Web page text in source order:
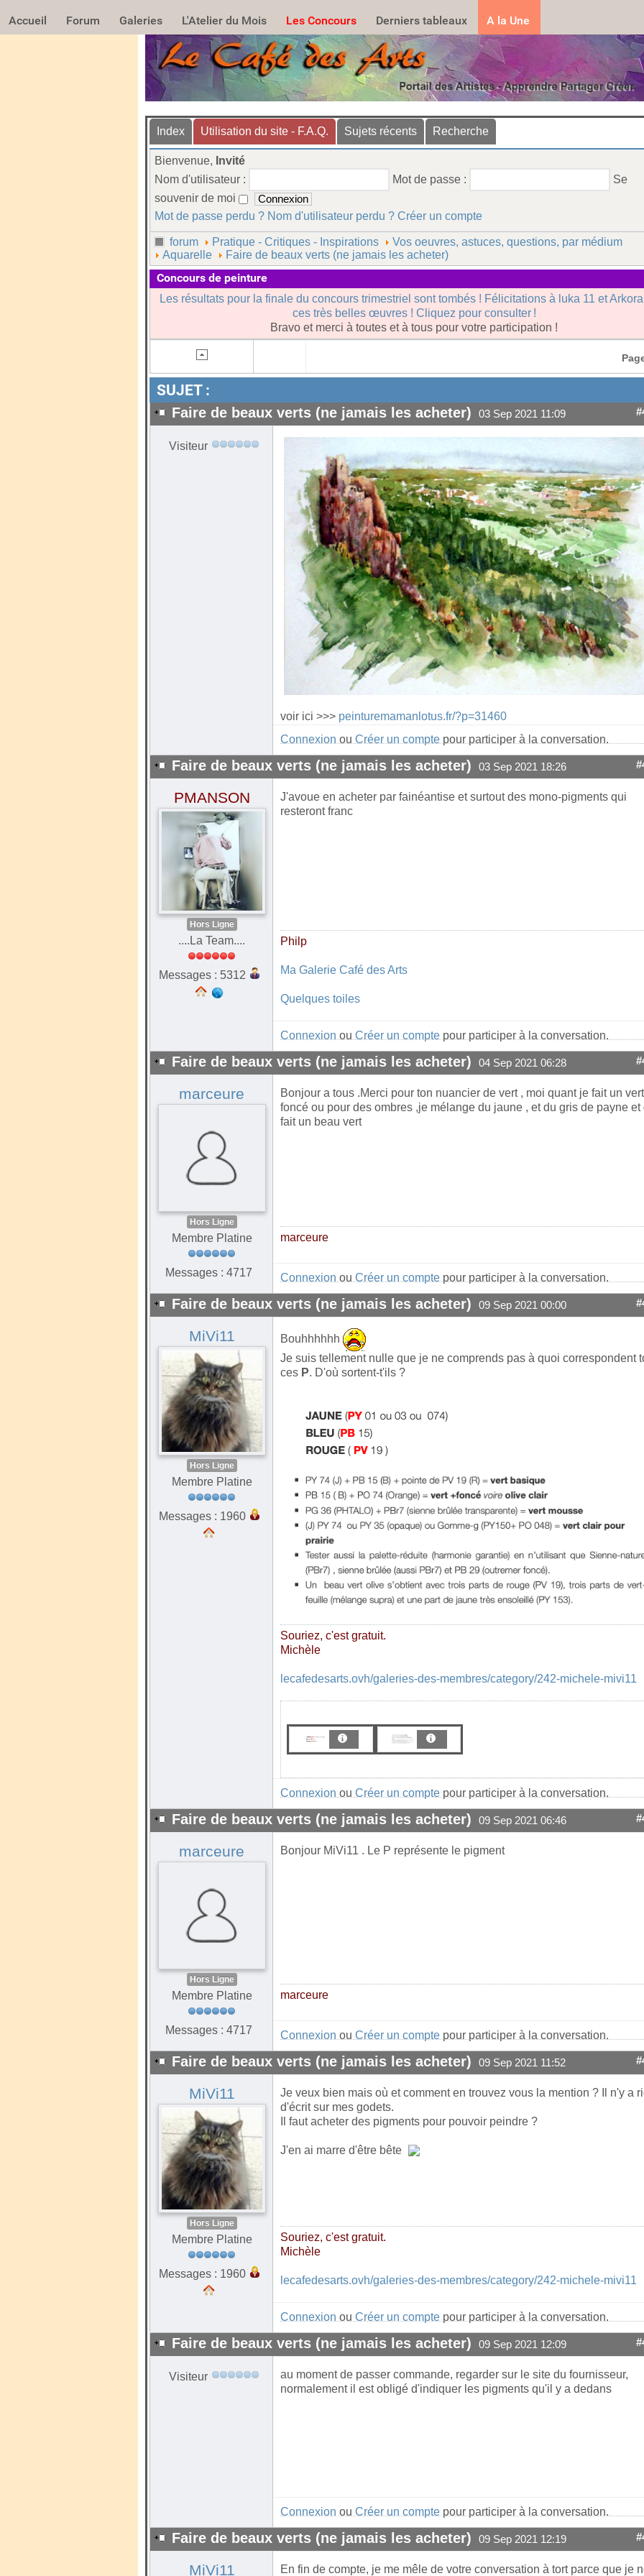
Accueil Forum Galeries L'Atelier du Mois Les Concours Derniers tableaux A la Une
Index Utilisation du site - F.A.Q. Sujets récents Recherche
Bienvenue, Invité
Nom d'utilisateur :
Mot de passe :
Se
souvenir de moi
Mot de passe perdu ? Nom d'utilisateur perdu ? Créer un compte
forum Pratique - Critiques - Inspirations
Vos oeuvres, astuces, questions, par médium
Aquarelle
Faire de beaux verts (ne jamais les acheter)
Concours de peinture
Les résultats pour la finale du concours trimestriel sont tombés ! Félicitations à luka 11 et
ces très belles œuvres ! Cliquez pour consulter !
Bravo et merci à toutes et à tous pour votre participation !
SUJET :
Faire de beaux verts (ne jamais les acheter) 03 Sep 2021 11:09
Visiteur
voir ici >>> peinturemamanlotus.fr/?p=31460
Connexion ou Créer un compte pour participer à la conversation.
Faire de beaux verts (ne jamais les acheter) 03 Sep 2021 18:26
PMANSON
Hors Ligne
....La Team....
Messages : 5312
J'avoue en acheter par fainéantise et surtout des mono-pigments qui
resteront franc
Philp
Ma Galerie Café des Arts
Quelques toiles
Connexion ou Créer un compte pour participer à la conversation.
Faire de beaux verts (ne jamais les acheter) 04 Sep 2021 06:28
marceure
Hors Ligne
Membre Platine
Messages : 4717
Bonjour a tous .Merci pour ton nuancier de vert , moi quant je fait un vert
foncé ou pour des ombres ,je mélange du jaune , et du gris de payne et
fait un beau vert
marceure
Connexion ou Créer un compte pour participer à la conversation.
Faire de beaux verts (ne jamais les acheter) 09 Sep 2021 00:00
MiVi11
Hors Ligne
Membre Platine
Messages : 1960
Bouhhhhhh
Je suis tellement nulle que je ne comprends pas à quoi correspondent
ces P. D'où sortent-t'ils ?
Souriez, c'est gratuit.
Michèle
lecafedesarts.ovh/galeries-des-membres/category/242-michele-mivi11
Connexion ou Créer un compte pour participer à la conversation.
Faire de beaux verts (ne jamais les acheter) 09 Sep 2021 06:46
marceure
Hors Ligne
Membre Platine
Messages : 4717
Bonjour MiVi11 . Le P représente le pigment
marceure
Connexion ou Créer un compte pour participer à la conversation.
Faire de beaux verts (ne jamais les acheter) 09 Sep 2021 11:52
MiVi11
Hors Ligne
Membre Platine
Messages : 1960
Je veux bien mais où et comment en trouvez vous la mention ? Il n'y a
d'écrit sur mes godets.
Il faut acheter des pigments pour pouvoir peindre ?
J'en ai marre d'être bête
Souriez, c'est gratuit.
Michèle
lecafedesarts.ovh/galeries-des-membres/category/242-michele-mivi11
Connexion ou Créer un compte pour participer à la conversation.
Faire de beaux verts (ne jamais les acheter) 09 Sep 2021 12:09
Visiteur
au moment de passer commande, regarder sur le site du fournisseur,
normalement il est obligé d'indiquer les pigments qu'il y a dedans
Connexion ou Créer un compte pour participer à la conversation.
Faire de beaux verts (ne jamais les acheter) 09 Sep 2021 12:19
MiVi11 En fin de compte, je me mêle de votre conversation à tort parce que je